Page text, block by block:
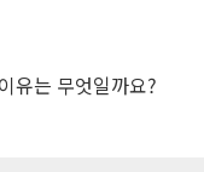
유는 무엇일까요?